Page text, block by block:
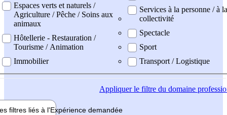
Espaces verts et naturels /
Agriculture / Pêche / Soins aux
animaux
Hôtellerie - Restauration /
Tourisme / Animation
Immobilier
Services à la personne / à la
collectivité
Spectacle
Sport
Transport / Logistique
Appliquerle filtre du domaine
filtres liés à l'Expérience demandée